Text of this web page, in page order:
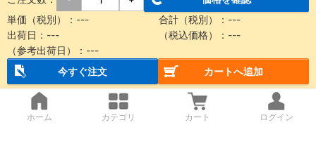
単価（税別）： --- 合計（税別）： ---
出荷日： --- （税込価格）： ---
（参考出荷日）： ---
今すぐ注文
カートへ追加
ホーム カテゴリ カート ログイン